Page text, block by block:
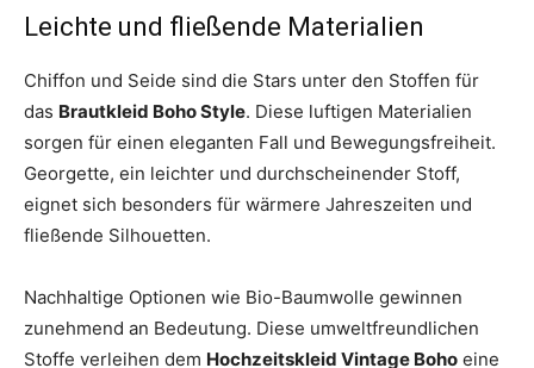
Leichte und fließende Materialien
Chiffon und Seide sind die Stars unter den Stoffen für
das Brautkleid Boho Style. Diese luftigen Materialien
sorgen für einen eleganten Fall und Bewegungsfreiheit.
Georgette, ein leichter und durchscheinender Stoff,
eignet sich besonders für wärmere Jahreszeiten und
fließende Silhouetten.
Nachhaltige Optionen wie Bio-Baumwolle gewinnen
zunehmend an Bedeutung. Diese umweltfreundlichen
Stoffe verleihen dem Hochzeitskleid Vintage Boho eine